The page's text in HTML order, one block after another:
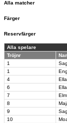
Alla matcher
Färger
Reservfärger
Alla spelare
Tröjnr
1
1
4
6
7
8
9
10